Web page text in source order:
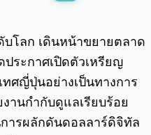
บโลก เดินหน้าขยายตลาด
ประกาศเปิดตัวเหรียญ
ทศญี่ปุ่นอย่างเป็นทางการ
านกำกับดูแลเรียบร้อย
ารผลักดันดอลลาร์ดิจิทัล